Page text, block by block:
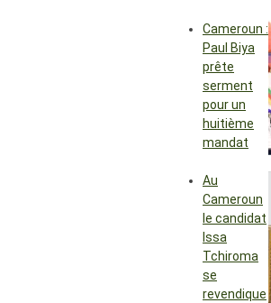
Cameroun :
Paul Biya
prête
serment
pour un
huitième
mandat
Au
Cameroun
le candidat
Issa
Tchiroma
se
revendique